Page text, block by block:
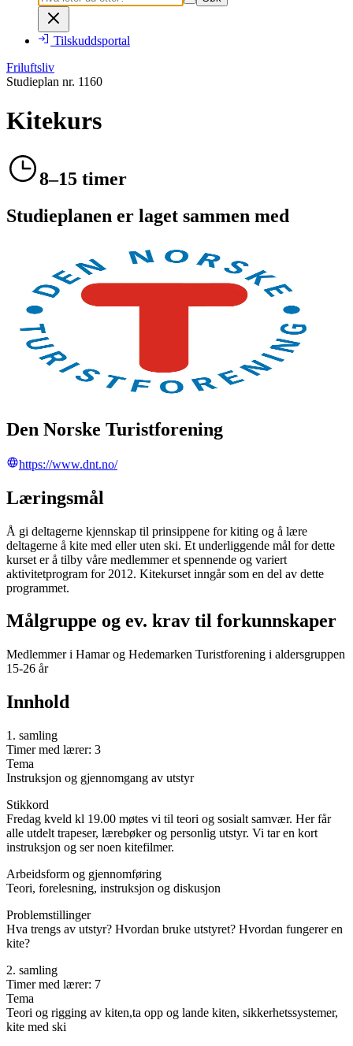
Tilskuddsportal
Friluftsliv
Studieplan nr. 1160
Kitekurs
8–15 timer
Studieplanen er laget sammen med
Den Norske Turistforening
https://www.dnt.no/
Læringsmål
Å gi deltagerne kjennskap til prinsippene for kiting og å lære
deltagerne å kite med eller uten ski. Et underliggende mål for dette
kurset er å tilby våre medlemmer et spennende og variert
aktivitetprogram for 2012. Kitekurset inngår som en del av dette
programmet.
Målgruppe og ev. krav til forkunnskaper
Medlemmer i Hamar og Hedemarken Turistforening i aldersgruppen
15-26 år
Innhold
1. samling
Timer med lærer: 3
Tema
Instruksjon og gjennomgang av utstyr
Stikkord
Fredag kveld kl 19.00 møtes vi til teori og sosialt samvær. Her får
alle utdelt trapeser, lærebøker og personlig utstyr. Vi tar en kort
instruksjon og ser noen kitefilmer.
Arbeidsform og gjennomføring
Teori, forelesning, instruksjon og diskusjon
Problemstillinger
Hva trengs av utstyr? Hvordan bruke utstyret? Hvordan fungerer en
kite?
2. samling
Timer med lærer: 7
Tema
Teori og rigging av kiten,ta opp og lande kiten, sikkerhetssystemer,
kite med ski